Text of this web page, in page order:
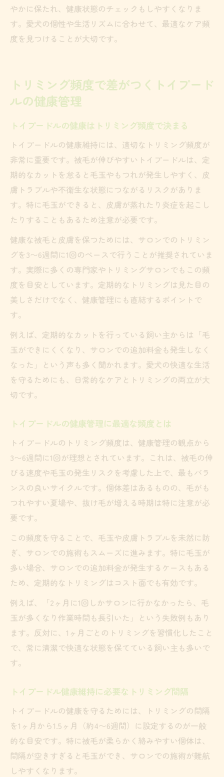
やかに保たれ、健康状態のチェックもしやすくなりま
す。愛犬の個性や生活リズムに合わせて、最適なケア頻
度を見つけることが大切です。
トリミング頻度で差がつくトイプード
ルの健康管理
トイプードルの健康はトリミング頻度で決まる
トイプードルの健康維持には、適切なトリミング頻度が
非常に重要です。被毛が伸びやすいトイプードルは、定
期的なカットを怠ると毛玉やもつれが発生しやすく、皮
膚トラブルや不衛生な状態につながるリスクがありま
す。特に毛玉ができると、皮膚が蒸れたり炎症を起こし
たりすることもあるため注意が必要です。
健康な被毛と皮膚を保つためには、サロンでのトリミン
グを3〜6週間に1回のペースで行うことが推奨されていま
す。実際に多くの専門家やトリミングサロンでもこの頻
度を目安としています。定期的なトリミングは見た目の
美しさだけでなく、健康管理にも直結するポイントで
す。
例えば、定期的なカットを行っている飼い主からは「毛
玉ができにくくなり、サロンでの追加料金も発生しなく
なった」という声も多く聞かれます。愛犬の快適な生活
を守るためにも、日常的なケアとトリミングの両立が大
切です。
トイプードルの健康管理に最適な頻度とは
トイプードルのトリミング頻度は、健康管理の観点から
3〜6週間に1回が理想とされています。これは、被毛の伸
びる速度や毛玉の発生リスクを考慮した上で、最もバラ
ンスの良いサイクルです。個体差はあるものの、毛がも
つれやすい夏場や、抜け毛が増える時期は特に注意が必
要です。
この頻度を守ることで、毛玉や皮膚トラブルを未然に防
ぎ、サロンでの施術もスムーズに進みます。特に毛玉が
多い場合、サロンでの追加料金が発生するケースもある
ため、定期的なトリミングはコスト面でも有効です。
例えば、「2ヶ月に1回しかサロンに行かなかったら、毛
玉が多くなり作業時間も長引いた」という失敗例もあり
ます。反対に、1ヶ月ごとのトリミングを習慣化したこと
で、常に清潔で快適な状態を保てている飼い主も多いで
す。
トイプードル健康維持に必要なトリミング間隔
トイプードルの健康を守るためには、トリミングの間隔
を1ヶ月から1.5ヶ月（約4〜6週間）に設定するのが一般
的な目安です。特に被毛が柔らかく絡みやすい個体は、
間隔が空きすぎると毛玉ができ、サロンでの施術が難航
しやすくなります。